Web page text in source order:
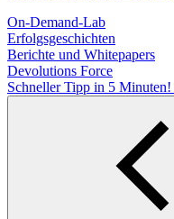
On-Demand-Lab
Erfolgsgeschichten
Berichte und Whitepapers
Devolutions Force
Schneller Tipp in 5 Minuten!